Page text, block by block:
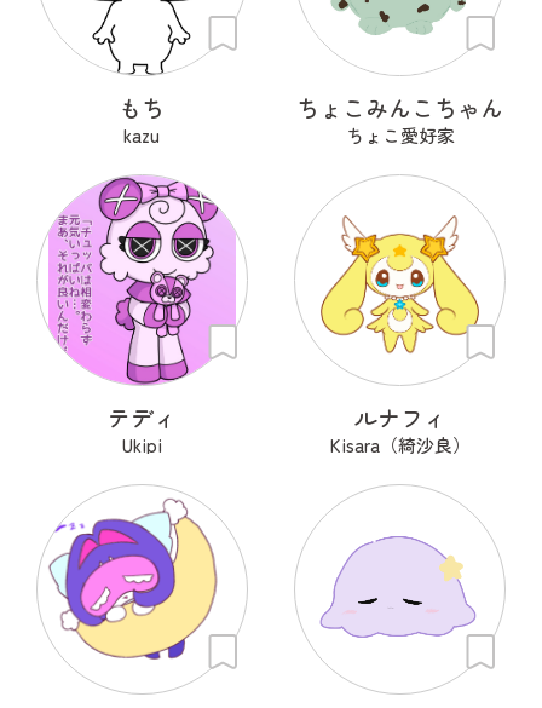
もち
kazu
ちょこみんこちゃん
ちょこ愛好家
テディ
Ukipi
ルナフィ
Kisara（綺沙良）